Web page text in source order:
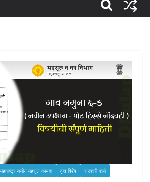
महाराष्ट्र जमीन महसूल कायदा वृत्त विशेष सरकारी कामे